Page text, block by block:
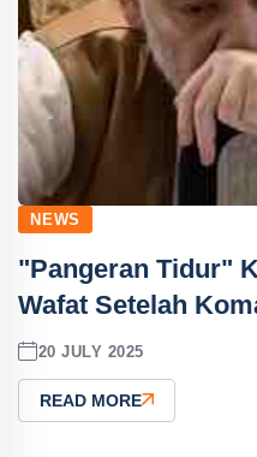
NEWS
"Pangeran Tidur"
Wafat Setelah
20 JULY 2025
READ MORE